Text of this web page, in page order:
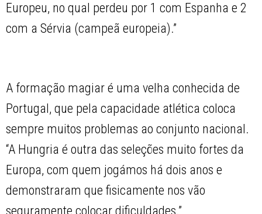
Europeu, no qual perdeu por 1 com Espanha e 2
com a Sérvia (campeã europeia).”
A formação magiar é uma velha conhecida de
Portugal, que pela capacidade atlética coloca
sempre muitos problemas ao conjunto nacional.
“A Hungria é outra das seleções muito fortes da
Europa, com quem jogámos há dois anos e
demonstraram que fisicamente nos vão
seguramente colocar dificuldades.”